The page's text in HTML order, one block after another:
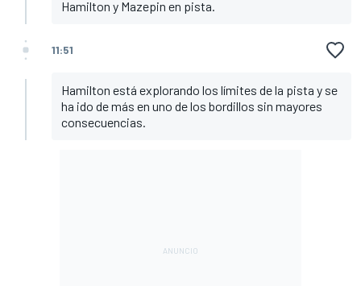
Hamilton y Mazepin en pista.
11:51
Hamilton está explorando los límites de la pista y se
ha ido de más en uno de los bordillos sin mayores
consecuencias.